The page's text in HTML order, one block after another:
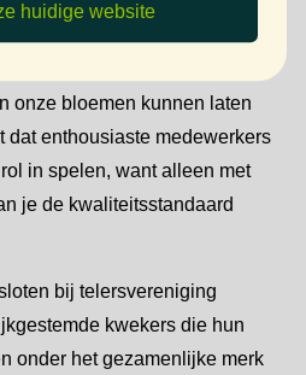
met veel enthousiasme en
en emotie, waarmee we de
onze bloemen kunnen laten
dat enthousiaste medewerkers
in spelen, want alleen met
je de kwaliteitsstandaard
bij telersvereniging
kwekers die hun
onder het gezamenlijke merk
huidige website